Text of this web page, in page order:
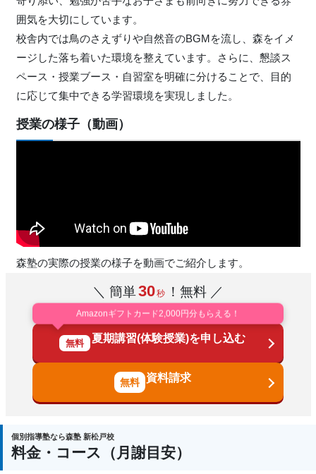
囲気を大切にしています。
校舎内では鳥のさえずりや自然音のBGMを流し、森をイメ
ージした落ち着いた環境を整えています。さらに、懇談ス
ペース・授業ブース・自習室を明確に分けることで、目的
に応じて集中できる学習環境を実現しました。
授業の様子（動画）
森塾の実際の授業の様子を動画でご紹介します。
＼ 簡単30秒 ！無料 ／
Amazonギフトカード2,000円分もらえる！
無料 夏期講習(体験授業)を申し込む
資料請求
個別指導塾なら森塾 新松戸校
料金・コース（月謝目安）